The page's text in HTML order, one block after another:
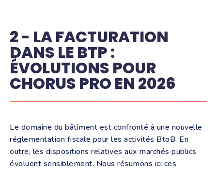
2 - LA FACTURATION
DANS LE BTP :
ÉVOLUTIONS POUR
CHORUS PRO EN 2026
Le domaine du bâtiment est confronté à une nouvelle
réglementation fiscale pour les activités BtoB. En
outre, les dispositions relatives aux marchés publics
évoluent sensiblement. Nous résumons ici ces